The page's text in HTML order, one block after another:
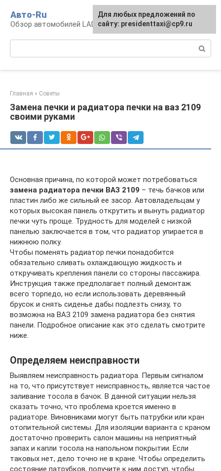
контенту
Авто-Ru
Обзор автомобилей LADA
Главная » Советы
Замена печки и радиатора печки на ваз 2109
своими руками
Основная причина, по которой может потребоваться
замена радиатора печки ВАЗ 2109 – течь бачков или
пластин либо же сильный ее засор. Автовладельцам у
которых высокая панель открутить и вынуть радиатор
печки чуть проще. Трудность для моделей с низкой
панелью заключается в том, что радиатор упирается в
нижнюю полку.
Чтобы поменять радиатор печки понадобится
обязательно сливать охлаждающую жидкость и
откручивать крепления панели со стороны пассажира.
Инструкция также предполагает полный демонтаж
всего торпедо, но если использовать деревянный
брусок и снять сиденье дабы подлезть снизу, то
возможна на ВАЗ 2109 замена радиатора без снятия
панели. Подробное описание как это сделать смотрите
ниже.
Определяем неисправности
Выявляем неисправность радиатора. Первым сигналом
на то, что присутствует неисправность, является частое
заливание тосола в бачок. В данной ситуации нельзя
сказать точно, что проблема кроется именно в
радиаторе. Виновниками могут быть патрубки или кран
отопительной системы. Для изоляции варианта с краном
достаточно проверить салон машины на неприятный
запах и капли тосола на напольном покрытии. Если
таковых нет, дело точно не в кране. Чтобы определить
состояние патрубков, получите к ним доступ, чтобы
Для любых предложений по
сайту: presidenttaxi@cp9.ru